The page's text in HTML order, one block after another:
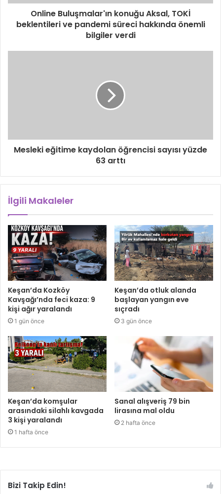
Online Buluşmalar'ın konuğu Aksal, TOKİ
beklentileri ve pandemi süreci hakkında önemli
bilgiler verdi
Mesleki eğitime kaydolan öğrencisi sayısı yüzde
63 arttı
İlgili Makaleler
Keşan’da Kozköy
Kavşağı’nda feci kaza: 9
kişi ağır yaralandı
1 gün önce
Keşan’da otluk alanda
başlayan yangın eve
sıçradı
3 gün önce
Keşan’da komşular
arasındaki silahlı kavgada
3 kişi yaralandı
1 hafta önce
Sanal alışveriş 79 bin
lirasına mal oldu
2 hafta önce
Bizi Takip Edin!